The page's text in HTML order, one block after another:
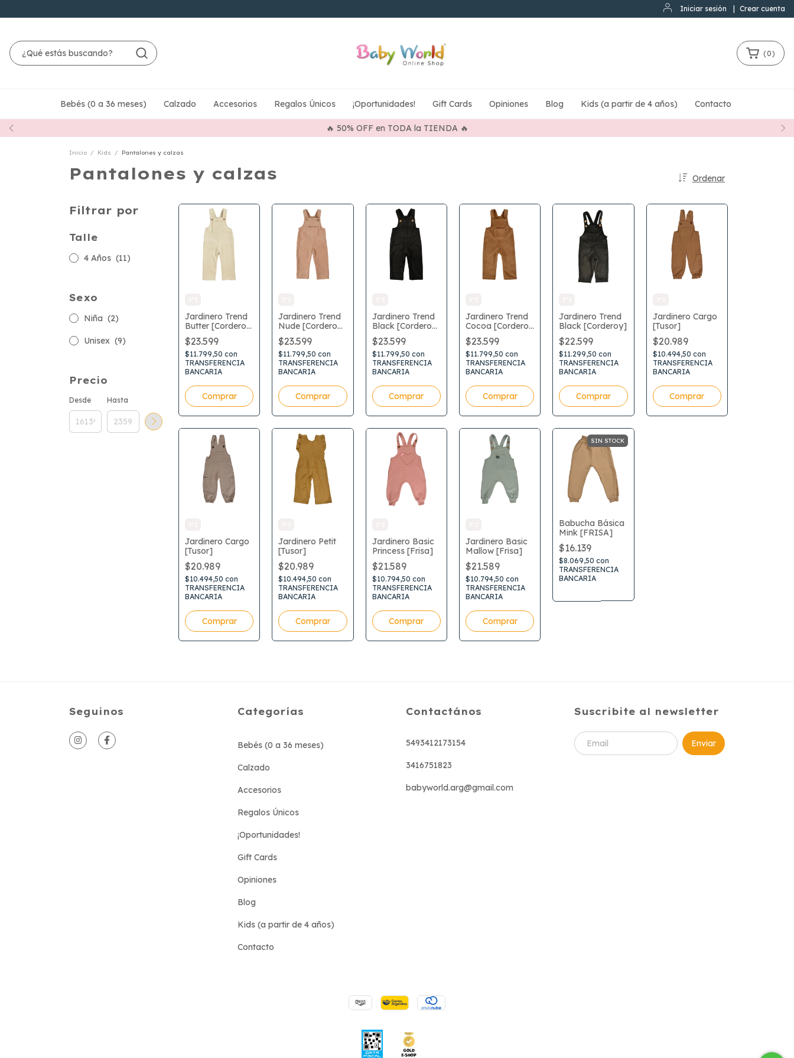
Iniciar sesión Crear cuenta
🔥 50% OFF en TODA la TIENDA 🔥
(0)
Bebés (0 a 36 meses) Calzado Accesorios Regalos Únicos ¡Oportunidades! Gift Cards Opiniones Blog Kids (a partir de 4 años) Contacto
Inicio / Kids / Pantalones y calzas
Pantalones y calzas Ordenar
Filtrar por
Talle
4 Años (11)
Sexo
Niña (2)
Unisex (9)
Precio
Desde Hasta
Jardinero Trend
Butter [Corderoy
con Plush]
$23.599
$11.799,50 con
TRANSFERENCIA
BANCARIA
Comprar
Jardinero Trend
Nude [Corderoy
con Plush]
$23.599
$11.799,50con
TRANSFERENCIA
BANCARIA
Comprar
Jardinero Trend
Black [Corderoy
con Plush]
$23.599
$11.799,50 con
TRANSFERENCIA
BANCARIA
Comprar
Jardinero Trend
Cocoa [Corderoy
con Plush]
$23.599
$11.799,50 con
TRANSFERENCIA
BANCARIA
Comprar
Jardinero Trend
Black [Corderoy]
$22.599
$11.299,50con
TRANSFERENCIA
BANCARIA
Comprar
Jardinero Cargo
[Tusor]
$20.989
$10.494,50 con
TRANSFERENCIA
BANCARIA
Comprar
Jardinero Cargo
[Tusor]
$20.989
$10.494,50 con
TRANSFERENCIA
BANCARIA
Comprar
Jardinero Petit
[Tusor]
$20.989
$10.494,50con
TRANSFERENCIA
BANCARIA
Comprar
Jardinero Basic
Princess [Frisa]
$21.589
$10.794,50 con
TRANSFERENCIA
BANCARIA
Comprar
Jardinero Basic
Mallow [Frisa]
$21.589
$10.794,50 con
TRANSFERENCIA
BANCARIA
Comprar
SIN STOCK
Babucha Básica
Mink [FRISA]
$16.139
$8.069,50con
TRANSFERENCIA
BANCARIA
Seguinos Categorías
Bebés (0 a 36 meses)
Calzado
Accesorios
Regalos Únicos
¡Oportunidades!
Gift Cards
Opiniones
Blog
Kids (a partir de 4 años)
Contacto
Contactános
5493412173154
3416751823
babyworld.arg@gmail.com
Suscribite al newsletter